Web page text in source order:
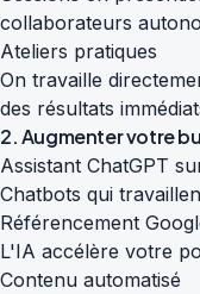
collaborateurs
Ateliers pratiques
On travaille
des résultats
2. Augmenter votre
Assistant ChatGPT
Chatbots qui
Référencement
L'IA accélère votre
Contenu automatisé